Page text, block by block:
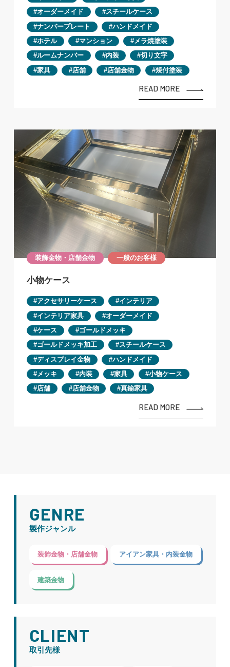
オーダーメイド
スチールケース
ナンバープレート
ハンドメイド
ホテル
マンション
メラ焼塗装
ルームナンバー
内装
切り文字
家具
店舗 店舗金物 焼付塗装
READ MORE
装飾金物・店舗金物 一般のお客様
小物ケース
アクセサリーケース
インテリア
インテリア家具
オーダーメイド
ケース
ゴールドメッキ
ゴールドメッキ加工
スチールケース
ディスプレイ金物
ハンドメイド
メッキ
内装 家具
小物ケース
店舗
店舗金物 真鍮家具
READ MORE
GENRE
製作ジャンル
装飾金物・店舗金物 アイアン家具・内装金物
建築金物
CLIENT
取引先様